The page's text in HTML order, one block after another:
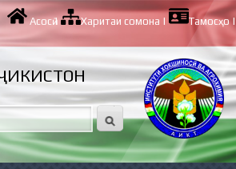
Асосӣ| Харитаи сомона | Тамосҳо|